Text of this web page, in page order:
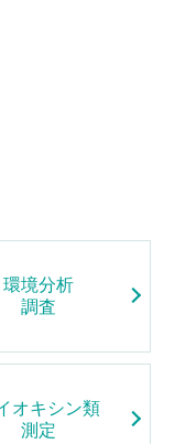
環境分析
調査
オキシン類
測定